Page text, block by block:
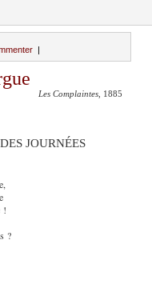
Les Complaintes , 1885
JOURNÉES
!
?